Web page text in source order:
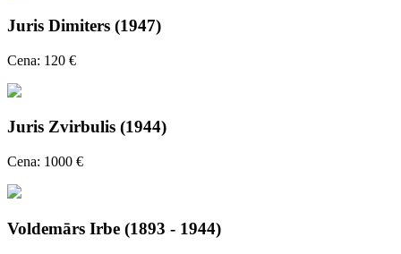
Juris Dimiters (1947)
Cena: 120 €
Juris Zvirbulis (1944)
Cena: 1000 €
Voldemārs Irbe (1893 - 1944)